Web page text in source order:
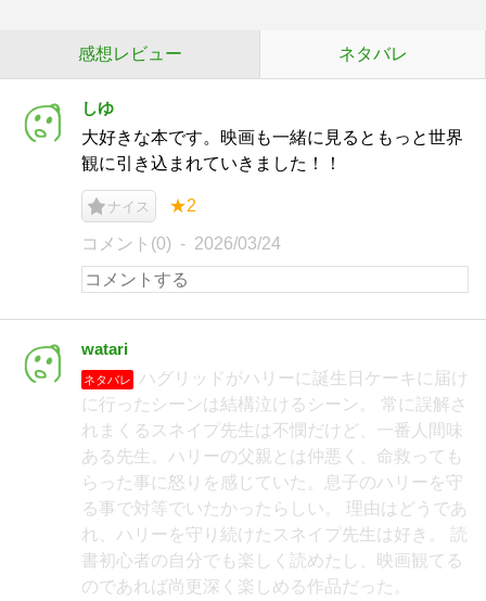
感想レビュー ネタバレ
しゆ
大好きな本です。映画も一緒に見るともっと世界
観に引き込まれていきました！！
ナイス ★2
コメント(0) 2026/03/24
watari
ネタバレ
ハグリッドがハリーに誕生日ケーキに届け
に行ったシーンは結構泣けるシーン。 常に誤解さ
れまくるスネイプ先生は不憫だけど、一番人間味
ある先生。ハリーの父親とは仲悪く、命救っても
らった事に怒りを感じていた。息子のハリーを守
る事で対等でいたかったらしい。 理由はどうであ
れ、ハリーを守り続けたスネイプ先生は好き。 読
書初心者の自分でも楽しく読めたし、映画観てる
のであれば尚更深く楽しめる作品だった。